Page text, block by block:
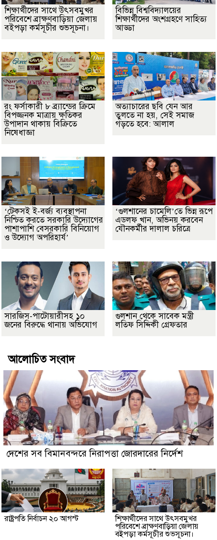
শিক্ষার্থীদের সাথে উৎসবমুখর
পরিবেশে ব্রাক্ষণবাড়িয়া জেলায়
বইপড়া কর্মসূচীর শুভসূচনা।
বিভিন্ন বিশ্ববিদ্যালয়ের
শিক্ষার্থীদের অংশগ্রহণে সাহিত্য
আড্ডা
রং ফর্সাকারী ৮ ব্র্যান্ডের ক্রিমে
বিপজ্জনক মাত্রায় ক্ষতিকর
উপাদান থাকায় বিক্রিতে
নিষেধাজ্ঞা
অত্যাচারের ছবি যেন আর
তুলতে না হয়, সেই সমাজ
গড়তে হবে: আলাল
‘টেকসই ই-বর্জ্য ব্যবস্থাপনা
নিশ্চিত করতে সরকারি উদ্যোগের
পাশাপাশি বেসরকারি বিনিয়োগ
ও উদ্যোগ অপরিহার্য’
‘গুলশানের চামেলি’তে ভিন্ন রূপে
এডলফ খান, অভিনয় করবেন
যৌনকর্মীর দালাল চরিত্রে
সারজিস-পাটোয়ারীসহ ১০
জনের বিরুদ্ধে থানায় অভিযোগ
গুলশান থেকে সাবেক মন্ত্রী
লতিফ সিদ্দিকী গ্রেফতার
আলোচিত সংবাদ
দেশের সব বিমানবন্দরে নিরাপত্তা জোরদারের নির্দেশ
রাষ্ট্রপতি নির্বাচন ২০ আগস্ট
শিক্ষার্থীদের সাথে উৎসবমুখর
পরিবেশে ব্রাক্ষণবাড়িয়া জেলায়
বইপড়া কর্মসূচীর শুভসূচনা।